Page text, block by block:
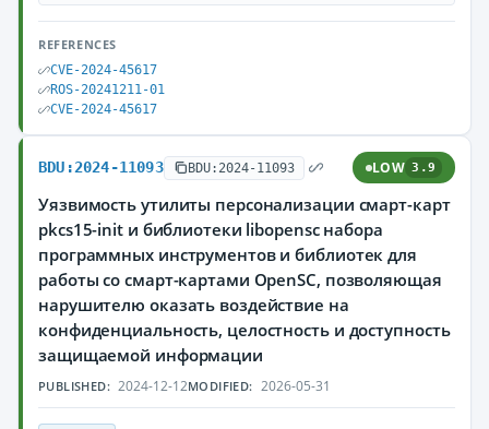
REFERENCES
CVE-2024-45617
ROS-20241211-01
CVE-2024-45617
BDU:2024-11093 BDU:2024-11093 LOW 3.9
Уязвимость утилиты персонализации смарт-карт
pkcs15-init и библиотеки libopensc набора
программных инструментов и библиотек для
работы со смарт-картами OpenSC, позволяющая
нарушителю оказать воздействие на
конфиденциальность, целостность и доступность
защищаемой информации
PUBLISHED: 2024-12-12MODIFIED: 2026-05-31